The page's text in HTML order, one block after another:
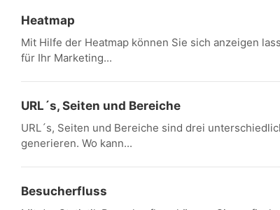
Heatmap
Mit Hilfe der Heatmap können Sie sich anzeigen
für Ihr Marketing...
URL´s, Seiten und Bereiche
URL´s, Seiten und Bereiche sind drei
generieren. Wo kann...
Besucherfluss